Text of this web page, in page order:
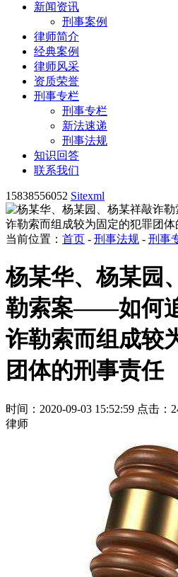
新闻资讯
刑事案例
律师简介
经典案例
律师风采
资质荣誉
刑事专栏
刑事专栏
新法速递
刑事法规
知识回答
联系我们
15838556052 Sitexml
当前位置： 首页 - 刑事法规 - 刑事
杨某华、杨某园
勒索案——如何
诈勒索而组成较
团体的刑事责任
时间：2020-09-03 15:52:59 点击：
律师